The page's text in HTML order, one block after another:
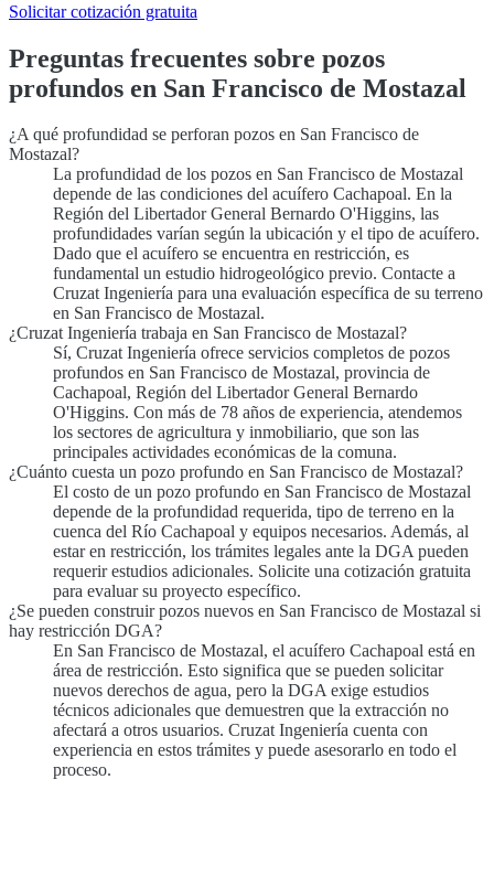
Solicitar cotización gratuita
Preguntas frecuentes sobre pozos
profundos en San Francisco de Mostazal
¿A qué profundidad se perforan pozos en San Francisco de
Mostazal?
La profundidad de los pozos en San Francisco de Mostazal
depende de las condiciones del acuífero Cachapoal. En la
Región del Libertador General Bernardo O'Higgins, las
profundidades varían según la ubicación y el tipo de acuífero.
Dado que el acuífero se encuentra en restricción, es
fundamental un estudio hidrogeológico previo. Contacte a
Cruzat Ingeniería para una evaluación específica de su terreno
en San Francisco de Mostazal.
¿Cruzat Ingeniería trabaja en San Francisco de Mostazal?
Sí, Cruzat Ingeniería ofrece servicios completos de pozos
profundos en San Francisco de Mostazal, provincia de
Cachapoal, Región del Libertador General Bernardo
O'Higgins. Con más de 78 años de experiencia, atendemos
los sectores de agricultura y inmobiliario, que son las
principales actividades económicas de la comuna.
¿Cuánto cuesta un pozo profundo en San Francisco de Mostazal?
El costo de un pozo profundo en San Francisco de Mostazal
depende de la profundidad requerida, tipo de terreno en la
cuenca del Río Cachapoal y equipos necesarios. Además, al
estar en restricción, los trámites legales ante la DGA pueden
requerir estudios adicionales. Solicite una cotización gratuita
para evaluar su proyecto específico.
¿Se pueden construir pozos nuevos en San Francisco de Mostazal si
hay restricción DGA?
En San Francisco de Mostazal, el acuífero Cachapoal está en
área de restricción. Esto significa que se pueden solicitar
nuevos derechos de agua, pero la DGA exige estudios
técnicos adicionales que demuestren que la extracción no
afectará a otros usuarios. Cruzat Ingeniería cuenta con
experiencia en estos trámites y puede asesorarlo en todo el
proceso.